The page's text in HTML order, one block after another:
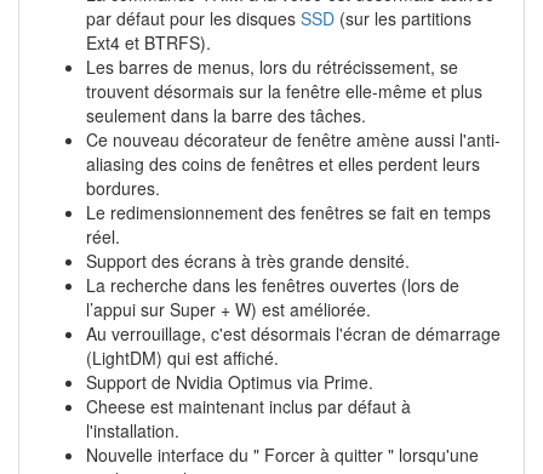
par défaut pour les disques SSD (sur les partitions
Ext4 et BTRFS).
Les barres de menus, lors du rétrécissement, se
trouvent désormais sur la fenêtre elle-même et plus
seulement dans la barre des tâches.
Ce nouveau décorateur de fenêtre amène aussi l'anti-
aliasing des coins de fenêtres et elles perdent leurs
bordures.
Le redimensionnement des fenêtres se fait en temps
réel.
Support des écrans à très grande densité.
La recherche dans les fenêtres ouvertes (lors de
l’appui sur Super + W) est améliorée.
Au verrouillage, c'est désormais l'écran de démarrage
(LightDM) qui est affiché.
Support de Nvidia Optimus via Prime.
Cheese est maintenant inclus par défaut à
l'installation.
Nouvelle interface du " Forcer à quitter " lorsqu'une